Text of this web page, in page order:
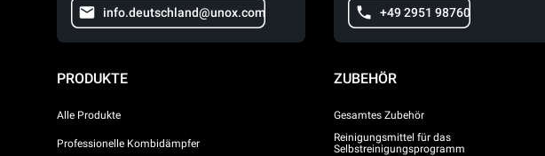
info.deutschland@unox.com
+49 2951 98760
PRODUKTE
Alle Produkte
Professionelle Kombidämpfer
ZUBEHÖR
Gesamtes Zubehör
Reinigungsmittel für das
Selbstreinigungsprogramm